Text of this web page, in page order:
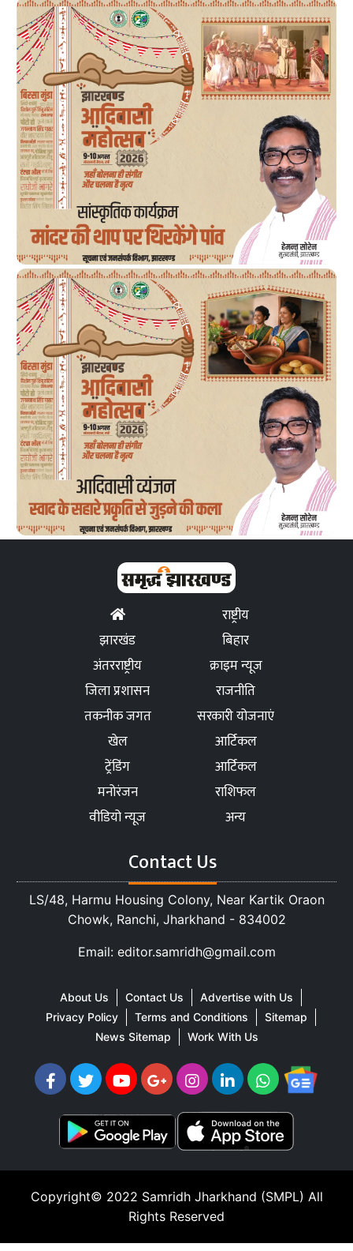
राष्ट्रीय
झारखंड
बिहार
अंतरराष्ट्रीय
क्राइम न्यूज
जिला प्रशासन
राजनीति
तकनीक जगत
सरकारी योजनाएं
खेल
आर्टिकल
ट्रेंडिंग
आर्टिकल
मनोरंजन
राशिफल
वीडियो न्यूज
अन्य
Contact Us
LS/48, Harmu Housing Colony, Near Kartik Oraon
Chowk, Ranchi, Jharkhand - 834002
Email: editor.samridh@gmail.com
About Us Contact Us
Advertise with Us
Privacy Policy
Terms and Conditions
Sitemap
News Sitemap
Work With Us
Copyright© 2022 Samridh Jharkhand (SMPL) All
Rights Reserved